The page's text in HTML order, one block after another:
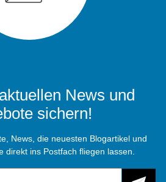
News und
sichern!
News, die neuesten Blogartikel und
direkt ins Postfach fliegen lassen.